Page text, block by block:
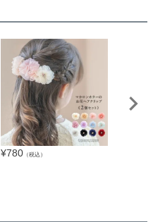
¥780 （税込）